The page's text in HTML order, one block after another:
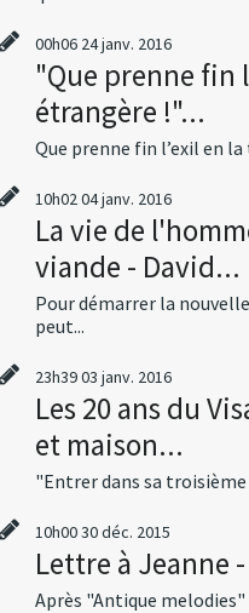
00h06 24janv. 2016
"Que prenne fin
étrangère !"...
Que prenne fin l’exil en
10h0204janv. 2016
La vie de
viande - David...
Pour démarrer la
peut...
23h3903 janv. 2016
Les 20 ans du
et maison...
"Entrer dans sa troisième
10h0030déc. 2015
Lettre à Jeanne
Après "Antique melodies"